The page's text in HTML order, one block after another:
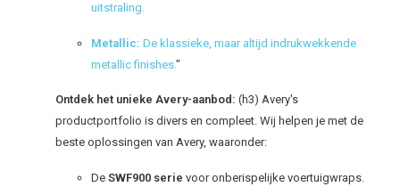
uitstraling.
Metallic: De klassieke, maar altijd indrukwekkende
metallic finishes."
Ontdek het unieke Avery-aanbod: (h3) Avery's
productportfolio is divers en compleet. Wij helpen je met de
beste oplossingen van Avery, waaronder:
DeSWF900 serie voor onberispelijke voertuigwraps.